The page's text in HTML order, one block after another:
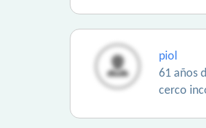
piol
61 años
cerco